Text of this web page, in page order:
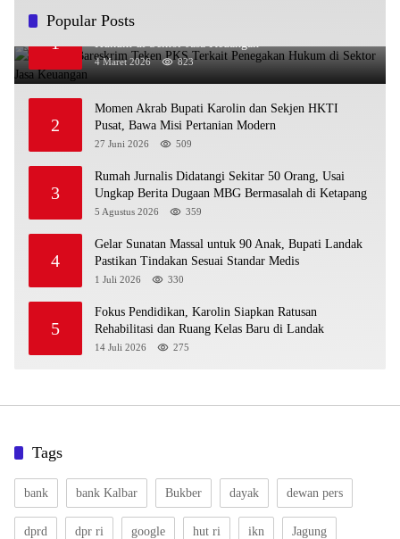
Popular Posts
1
OJK dan Bareskrim Teken PKS Terkait Penegakan
4 Maret 2026 823
2
Momen Akrab Bupati Karolin dan Sekjen HKTI
27 Juni 2026 509
3
Rumah Jurnalis Didatangi Sekitar 50 Orang, Usai
Ungkap Berita Dugaan MBG Bermasalah di Ketapang
5 Agustus 2026 359
4
Gelar Sunatan Massal untuk 90 Anak, Bupati Landak
Pastikan Tindakan Sesuai Standar Medis
1 Juli 2026 330
5
Fokus Pendidikan, Karolin Siapkan Ratusan
Rehabilitasi dan Ruang Kelas Baru di Landak
14 Juli 2026 275
Tags
bank bank Kalbar Bukber dayak dewan pers
dprd dpr ri google hut ri ikn Jagung